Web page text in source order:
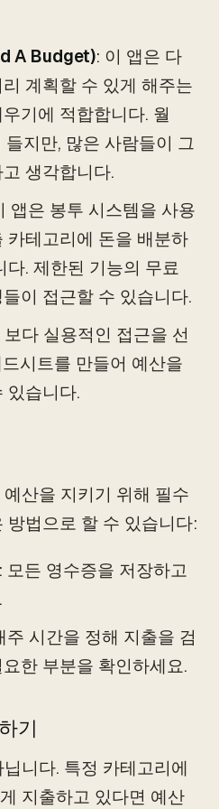
A Budget): 이 앱은 다
계획할 수 있게 해주는
기에 적합합니다. 월
지만, 많은 사람들이 그
생각합니다.
앱은 봉투 시스템을 사용
카테고리에 돈을 배분하
다. 제한된 기능의 무료
이 접근할 수 있습니다.
보다 실용적인 접근을 선
시트를 만들어 예산을
있습니다.
산을 지키기 위해 필수
방법으로 할 수 있습니다:
: 모든 영수증을 저장하고
주 시간을 정해 지출을 검
한 부분을 확인하세요.
기
니다. 특정 카테고리에
지출하고 있다면 예산